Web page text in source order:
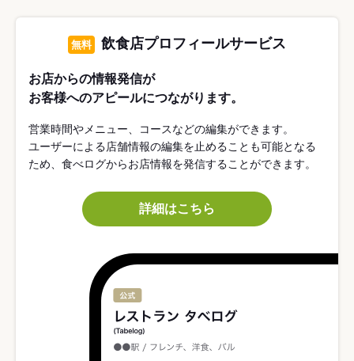
無料 飲食店プロフィールサービス
お店からの情報発信が
お客様へのアピールにつながります。
営業時間やメニュー、コースなどの編集ができます。
ユーザーによる店舗情報の編集を止めることも可能となる
ため、食べログからお店情報を発信することができます。
詳細はこちら